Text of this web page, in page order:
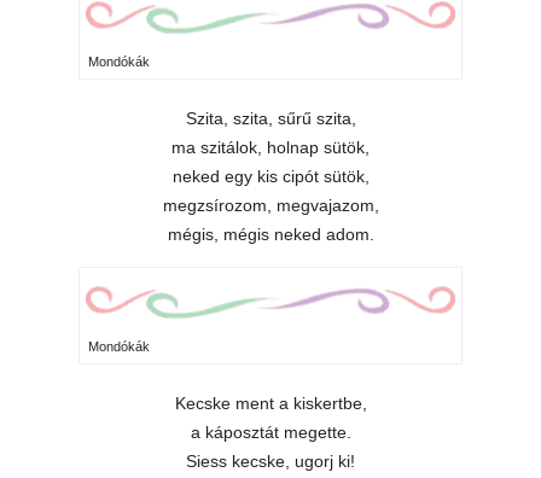
Mondókák
Szita, szita, sűrű szita,
ma szitálok, holnap sütök,
neked egy kis cipót sütök,
megzsírozom, megvajazom,
mégis, mégis neked adom.
Mondókák
Kecske ment a kiskertbe,
a káposztát megette.
Siess kecske, ugorj ki!